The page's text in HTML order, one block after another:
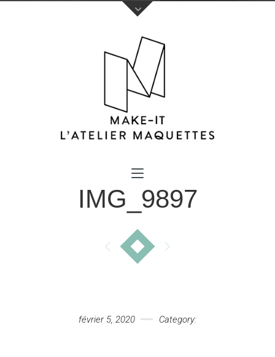
Votre nom (obligatoire)
Votre e-mail (obligatoire)
Votre message
IMG_9897
février 5, 2020 Category: